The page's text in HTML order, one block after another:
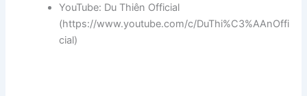
YouTube: Du Thiên Official
(https://www.youtube.com/c/DuThi%C3%AAnOffi
cial)